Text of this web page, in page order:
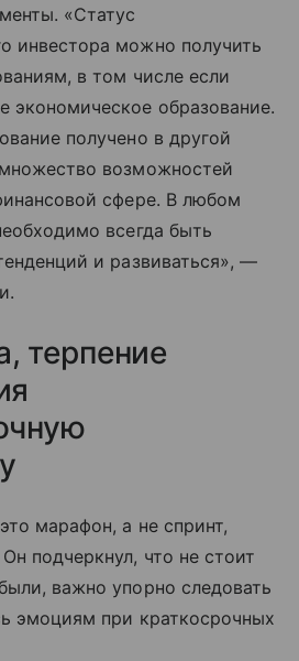
«Статус
инвестора можно получить
в том числе если
экономическое образование.
получено в другой
возможностей
сфере. В любом
всегда быть
и развиваться», —
терпение
марафон, а не спринт,
подчеркнул, что не стоит
важно упорно следовать
эмоциям при краткосрочных